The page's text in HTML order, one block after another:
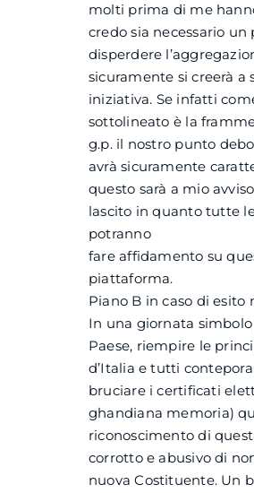
molti prima di me
credo sia necessario un
disperdere
sicuramente si creerà a
iniziativa. Se infatti
sottolineato è la
g.p. il nostro punto
avrà sicuramente
questo sarà a mio
lascito in quanto tutte
potranno
fare affidamento su
piattaforma.
Piano B in caso di esito
In una giornata
Paese, riempire le
d’Italia e tutti
bruciare i certificati
ghandiana memoria)
riconoscimento di
corrotto e abusivo di
nuova Costituente. Un